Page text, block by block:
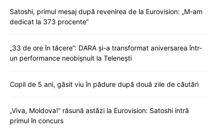
Satoshi, primul mesaj după revenirea de la Eurovision: „M-am
dedicat la 373 procente”
„33 de ore în tăcere”: DARA și-a transformat aniversarea într-
un performance neobișnuit la Telenești
Copil de 5 ani, găsit viu în pădure după două zile de căutări
„Viva, Moldova!” răsună astăzi la Eurovision: Satoshi intră
primul în concurs